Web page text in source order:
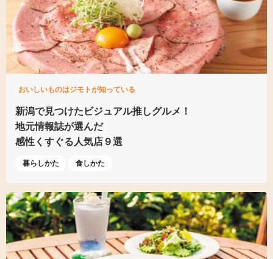
おいしいものはジモトが知っている
新潟で見つけた ビジュアル推しグルメ！
地元情報誌が選んだ
感性くすぐる人気店９選
暮らしかた 食しかた